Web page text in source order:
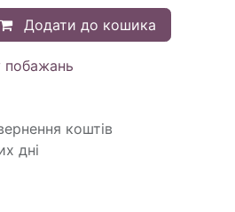
Додати до кошика
побажань
коштів
дні